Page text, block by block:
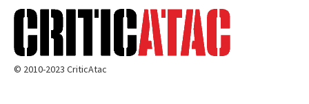
© 2010-2023 CriticAtac